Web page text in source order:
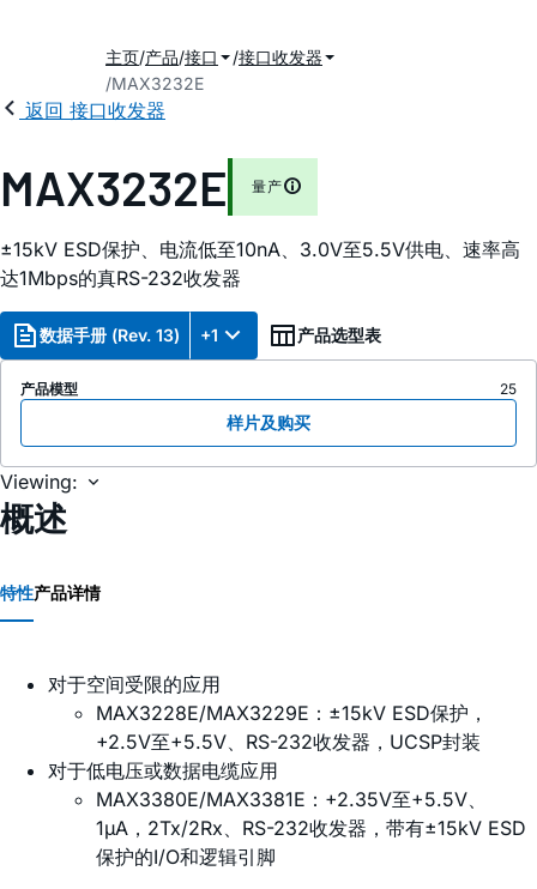
主页 产品 接口 接口收发器
2
MAX3232E
返回 接口收发器
MAX3232E 量产
±15kV ESD保护、电流低至10nA、3.0V至5.5V供电、速率高
达1Mbps的真RS-232收发器
数据手册 (Rev. 13) +1 产品选型表
产品模型 25
样片及购买
Viewing:
概述
特性产品详情
对于空间受限的应用
MAX3228E/MAX3229E：±15kV ESD保护，
+2.5V至+5.5V、RS-232收发器，UCSP封装
对于低电压或数据电缆应用
MAX3380E/MAX3381E：+2.35V至+5.5V、
1µA，2Tx/2Rx、RS-232收发器，带有±15kV ESD
保护的I/O和逻辑引脚